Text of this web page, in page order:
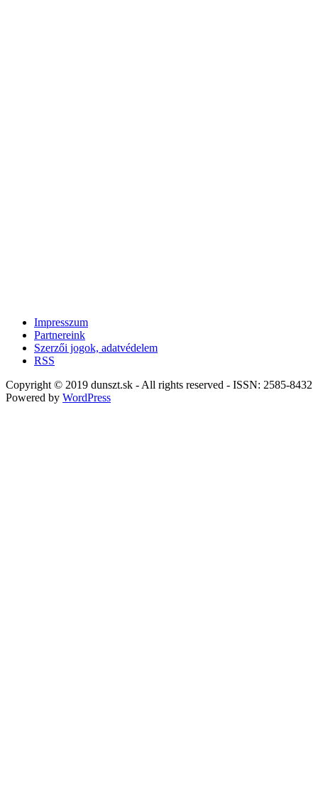
Impresszum
Partnereink
Szerzői jogok, adatvédelem
RSS
Copyright © 2019 dunszt.sk - All rights reserved - ISSN: 2585-8432
Powered by WordPress